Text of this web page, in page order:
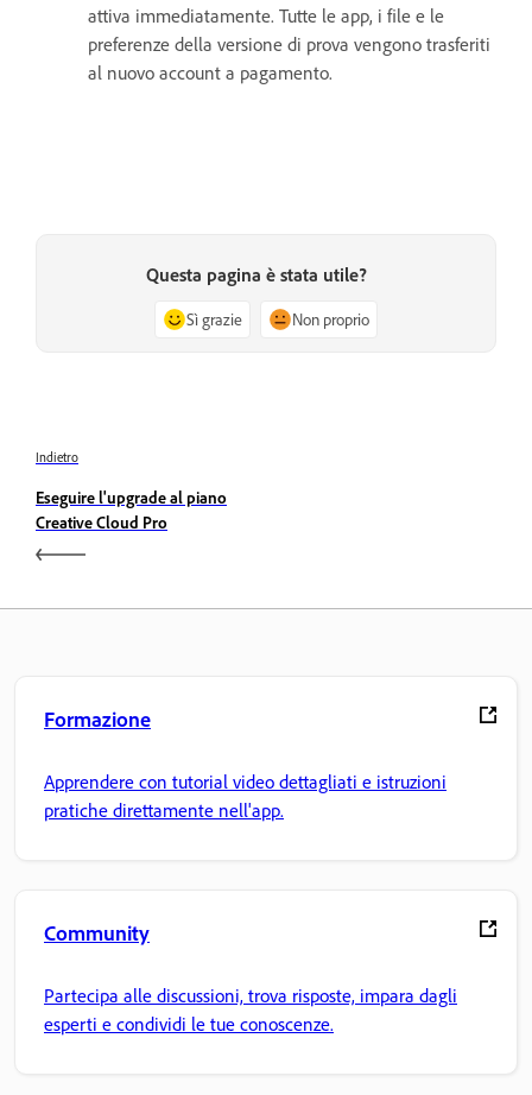
attiva immediatamente. Tutte le app, i file e le
preferenze della versione di prova vengono trasferiti
al nuovo account a pagamento.
Questa pagina è stata utile?
Sì grazie Non proprio
Indietro
Eseguire l'upgrade al piano
Creative Cloud Pro
Formazione
Apprendere con tutorial video dettagliati e istruzioni
pratiche direttamente nell'app.
Community
Partecipa alle discussioni, trova risposte, impara dagli
esperti e condividi le tue conoscenze.